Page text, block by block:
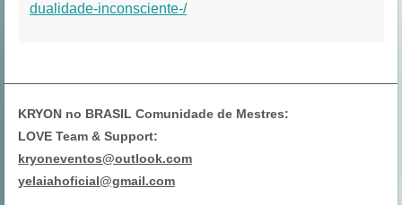
dualidade-inconsciente-/
KRYON no BRASIL Comunidade de Mestres:
LOVE Team & Support:
kryoneventos@outlook.com
yelaiahoficial@gmail.com